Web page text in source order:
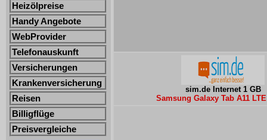
Heizölpreise
Handy Angebote
WebProvider
Telefonauskunft
Versicherungen
Krankenversicherung
Reisen
Billigflüge
Preisvergleiche
sim.de Internet 1 GB
Samsung Galaxy Tab A11